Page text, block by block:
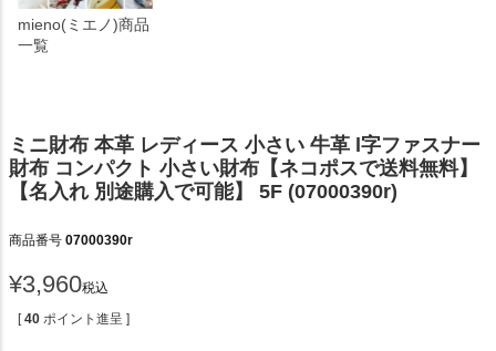
mieno(ミエノ)商品
一覧
ミニ財布 本革 レディース 小さい 牛革 l字ファスナー
財布 コンパクト 小さい財布【ネコポスで送料無料】
【名入れ 別途購入で可能】 5F (07000390r)
商品番号 07000390r
¥3,960税込
[ 40 ポイント進呈 ]